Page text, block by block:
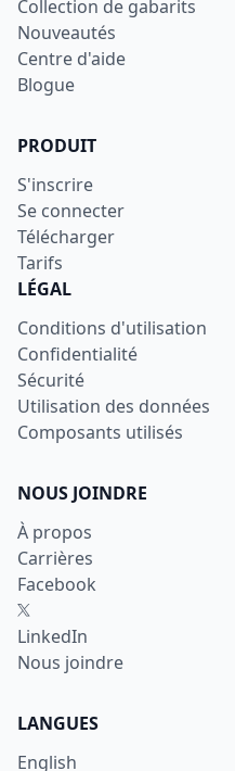
Collection de gabarits
Nouveautés
Centre d'aide
Blogue
PRODUIT
S'inscrire
Se connecter
Télécharger
Tarifs
LÉGAL
Conditions d'utilisation
Confidentialité
Sécurité
Utilisation des données
Composants utilisés
NOUS JOINDRE
À propos
Carrières
Facebook
X
LinkedIn
Nous joindre
LANGUES
English